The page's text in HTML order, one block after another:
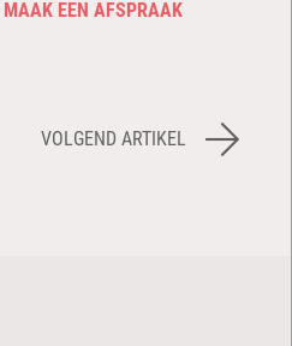
MAAK EEN AFSPRAAK
VOLGEND ARTIKEL